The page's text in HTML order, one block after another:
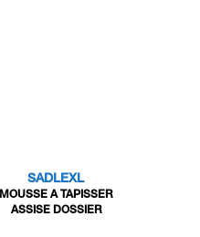
SADLEXL
MOUSSE A TAPISSER
ASSISE DOSSIER